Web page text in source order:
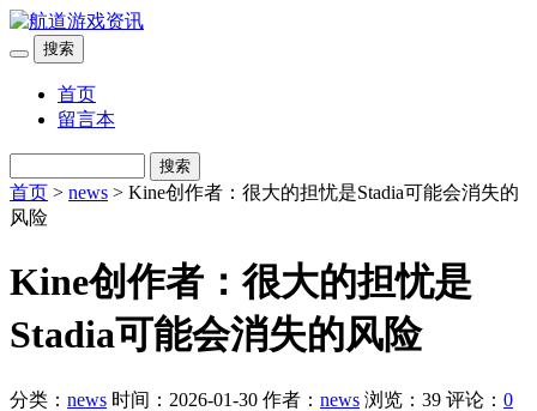
搜索
首页
留言本
搜索
首页 > news > Kine创作者：很大的担忧是Stadia可能会消失的
风险
Kine创作者：很大的担忧是
Stadia可能会消失的风险
分类： news 时间：2026-01-30 作者： news 浏览：39 评论： 0